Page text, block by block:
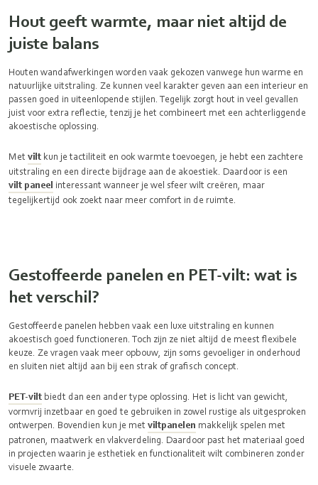
Hout geeft warmte, maar niet altijd de
juiste balans
Houten wandafwerkingen worden vaak gekozen vanwege hun warme en
natuurlijke uitstraling. Ze kunnen veel karakter geven aan een interieur en
passen goed in uiteenlopende stijlen. Tegelijk zorgt hout in veel gevallen
juist voor extra reflectie, tenzij je het combineert met een achterliggende
akoestische oplossing.
Met vilt kun je tactiliteit en ook warmte toevoegen, je hebt een zachtere
uitstraling en een directe bijdrage aan de akoestiek. Daardoor is een
vilt paneel interessant wanneer je wel sfeer wilt creëren, maar
tegelijkertijd ook zoekt naar meer comfort in de ruimte.
Gestoffeerde panelen en PET-vilt: wat is
het verschil?
Gestoffeerde panelen hebben vaak een luxe uitstraling en kunnen
akoestisch goed functioneren. Toch zijn ze niet altijd de meest flexibele
keuze. Ze vragen vaak meer opbouw, zijn soms gevoeliger in onderhoud
en sluiten niet altijd aan bij een strak of grafisch concept.
PET-vilt biedt dan een ander type oplossing. Het is licht van gewicht,
vormvrij inzetbaar en goed te gebruiken in zowel rustige als uitgesproken
ontwerpen. Bovendien kun je met viltpanelen makkelijk spelen met
patronen, maatwerk en vlakverdeling. Daardoor past het materiaal goed
in projecten waarin je esthetiek en functionaliteit wilt combineren zonder
visuele zwaarte.